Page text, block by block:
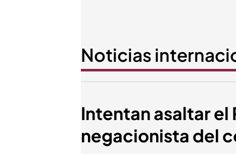
Noticias
Intentan asaltar
negacionista del